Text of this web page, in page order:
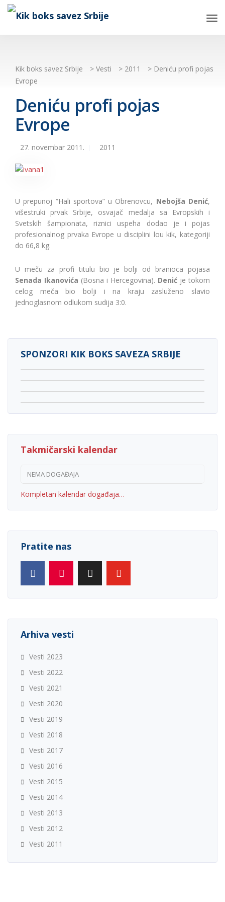
Kik boks savez Srbije > Vesti > 2011 > Deniću profi pojas
Evrope
Deniću profi pojas
Evrope
27. novembar 2011. 2011
U prepunoj “Hali sportova” u Obrenovcu, Nebojša Denić,
višestruki prvak Srbije, osvajač medalja sa Evropskih i
Svetskih šampionata, riznici uspeha dodao je i pojas
profesionalnog prvaka Evrope u disciplini lou kik, kategoriji
do 66,8 kg.
U meču za profi titulu bio je bolji od branioca pojasa
Senada Ikanovića (Bosna i Hercegovina). Denić je tokom
celog meča bio bolji i na kraju zasluženo slavio
jednoglasnom odlukom sudija 3:0.
SPONZORI KIK BOKS SAVEZA SRBIJE
Takmičarski kalendar
NEMA DOGAĐAJA
Kompletan kalendar događaja…
Pratite nas
Arhiva vesti
Vesti 2023
Vesti 2022
Vesti 2021
Vesti 2020
Vesti 2019
Vesti 2018
Vesti 2017
Vesti 2016
Vesti 2015
Vesti 2014
Vesti 2013
Vesti 2012
Vesti 2011